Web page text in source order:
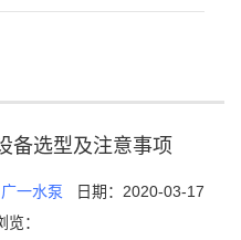
备选型及注意事项
广一水泵
日期：2020-03-17
览：